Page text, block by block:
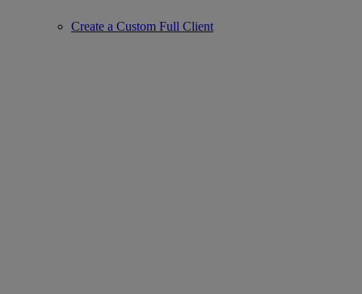
Create a Custom Full Client